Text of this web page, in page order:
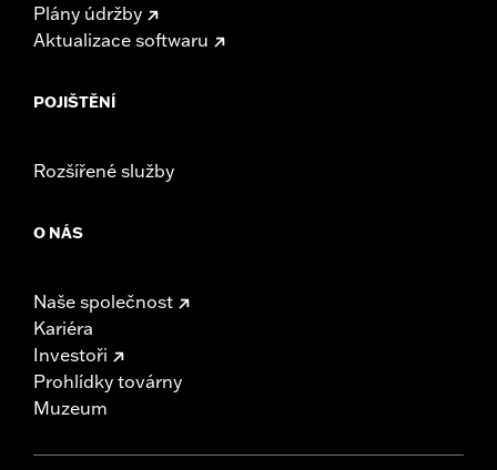
Plány údržby
Aktualizace softwaru
POJIŠTĚNÍ
Rozšířené služby
O NÁS
Naše společnost
Kariéra
Investoři
Prohlídky továrny
Muzeum